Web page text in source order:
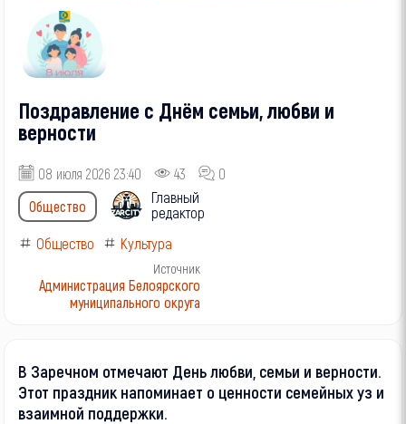
Поздравление с Днём семьи, любви и
верности
08 июля 2026 23:40 43
0
Общество
Главный
редактор
Общество
Культура
Источник
Администрация Белоярского
муниципального округа
В Заречном отмечают День любви, семьи и верности.
Этот праздник напоминает о ценности семейных уз и
взаимной поддержки.